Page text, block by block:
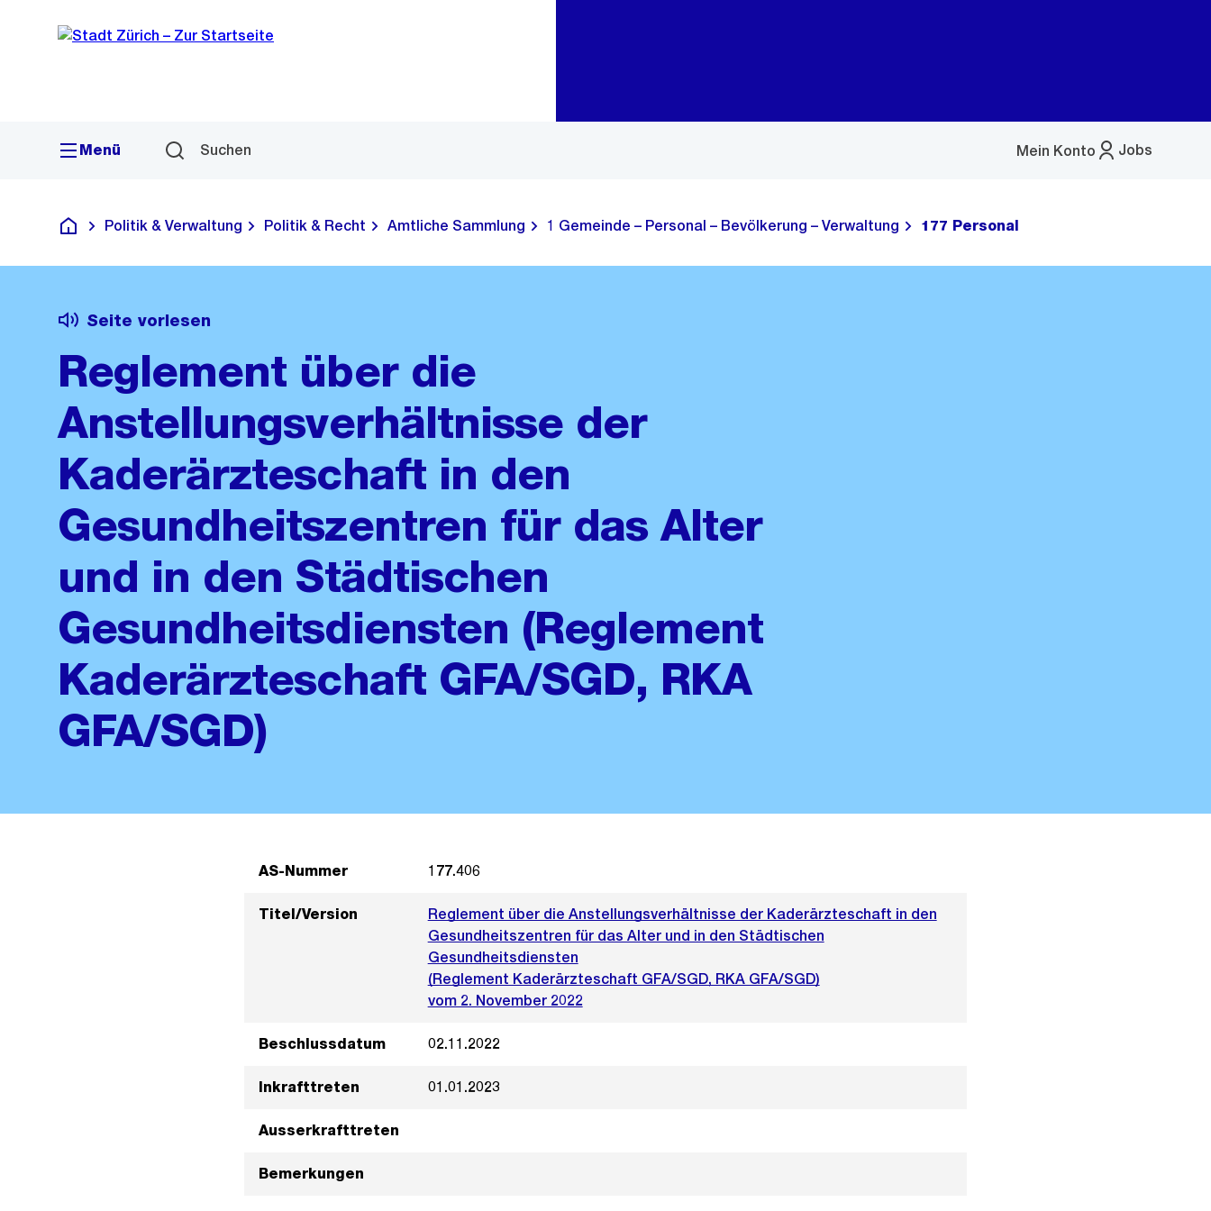
Navigation
Sprunglink
Menü Suchen Jobs
Mein Konto
Menü
Deutsch
Politik & Verwaltung Politik & Recht Amtliche Sammlung 1 Gemeinde – Personal – Bevölkerung – Verwaltung 177 Personal
Seite vorlesen
Reglement über die
Anstellungsverhältnisse der
Kaderärzteschaft in den
Gesundheitszentren für das Alter
und in den Städtischen
Gesundheitsdiensten (Reglement
Kaderärzteschaft GFA/SGD, RKA
GFA/SGD)
AS-Nummer 177.406
Titel/Version
Reglement über die Anstellungsverhältnisse der Kaderärzteschaft in den
Gesundheitszentren für das Alter und in den Städtischen
Gesundheitsdiensten
(Reglement Kaderärzteschaft GFA/SGD, RKA GFA/SGD)
vom 2. November 2022
Beschlussdatum 02.11.2022
Inkrafttreten 01.01.2023
Ausserkrafttreten
Bemerkungen